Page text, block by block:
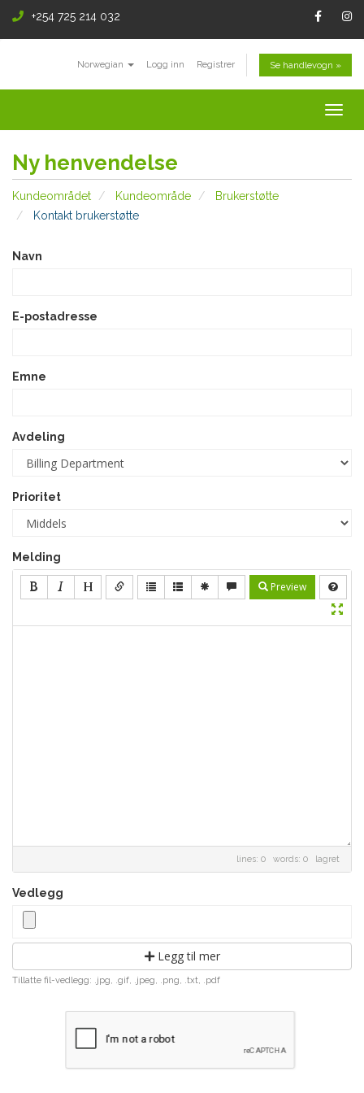
+254 725 214 032
Norwegian Logg inn Registrer Se handlevogn »
Ny henvendelse
Kundeområdet Kundeområde
Brukerstøtte
Kontakt brukerstøtte
Navn
E-postadresse
Emne
Avdeling
Prioritet
Melding
Preview
lines: 0 words: 0 lagret
Vedlegg
Legg til mer
Tillatte fil-vedlegg: .jpg, .gif, .jpeg, .png, .txt, .pdf